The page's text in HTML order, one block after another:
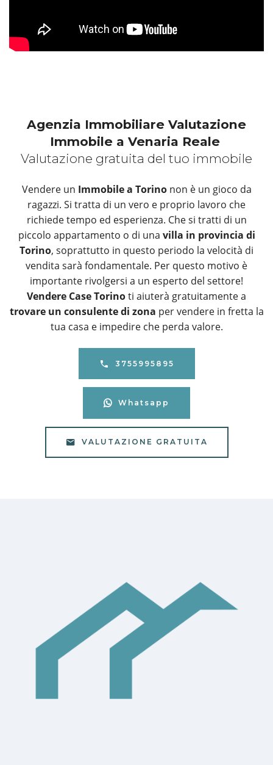
Agenzia Immobiliare Valutazione
Immobile a Venaria Reale
Valutazione gratuita del tuo immobile
Vendere un Immobile a Torinonon è un gioco da
ragazzi. Si tratta di un vero e proprio lavoro che
richiede tempo ed esperienza. Che si tratti di un
piccolo appartamento o di una villa in provincia di
Torino, soprattutto in questo periodo la velocità di
vendita sarà fondamentale. Per questo motivo è
importante rivolgersi a un esperto del settore!
Vendere Case Torinoti aiuterà gratuitamente a
trovare un consulente di zona per vendere in fretta la
tua casa e impedire che perda valore.
3755995895
Whatsapp
VALUTAZIONE GRATUITA